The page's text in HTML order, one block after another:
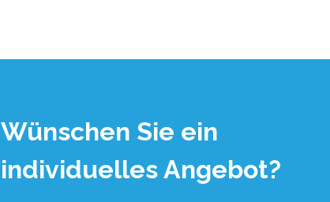
Wünschen Sie ein
individuelles Angebot?